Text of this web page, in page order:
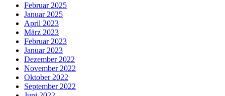
Februar 2025
Januar 2025
April 2023
März 2023
Februar 2023
Januar 2023
Dezember 2022
November 2022
Oktober 2022
September 2022